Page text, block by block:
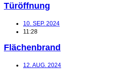
Türöffnung
10. SEP. 2024
11:28
Flächenbrand
12. AUG. 2024